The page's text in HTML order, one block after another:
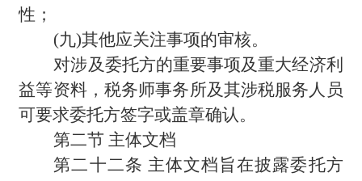
性；
(九)其他应关注事项的审核。
对涉及委托方的重要事项及重大经济利
益等资料，税务师事务所及其涉税服务人员
可要求委托方签字或盖章确认。
第二节 主体文档
第二十二条 主体文档旨在披露委托方